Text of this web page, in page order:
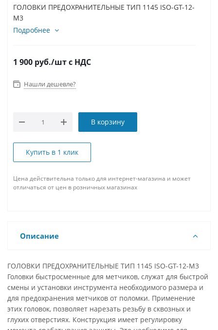
ГОЛОВКИ ПРЕДОХРАНИТЕЛЬНЫЕ ТИП 1145 ISO-GT-12-
M3
Подробнее
1 900 руб./штс НДС
Нашли дешевле?
В корзину
Купить в 1 клик
Цена действительна только для интернет-магазина и может
отличаться от цен в розничных магазинах
Описание
ГОЛОВКИ ПРЕДОХРАНИТЕЛЬНЫЕ ТИП 1145 ISO-GT-12-M3
Головки быстросменные для метчиков, служат для быстрой
смены и установки инструмента необходимого размера и
для предохранения метчиков от поломки. Применение
этих головок, позволяет нарезать резьбу в сквозных и
глухих отверстиях. Конструкция имеет регулировку